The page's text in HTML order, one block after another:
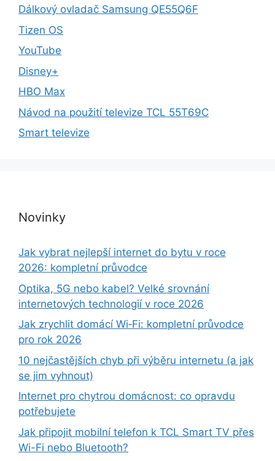
Dálkový ovladač Samsung QE55Q6F
Tizen OS
YouTube
Disney+
HBO Max
Návod na použití televize TCL 55T69C
Smart televize
Novinky
Jak vybrat nejlepší internet do bytu v roce
2026: kompletní průvodce
Optika, 5G nebo kabel? Velké srovnání
internetových technologií v roce 2026
Jak zrychlit domácí Wi‑Fi: kompletní průvodce
pro rok 2026
10 nejčastějších chyb při výběru internetu (a jak
se jim vyhnout)
Internet pro chytrou domácnost: co opravdu
potřebujete
Jak připojit mobilní telefon k TCL Smart TV přes
Wi-Fi nebo Bluetooth?